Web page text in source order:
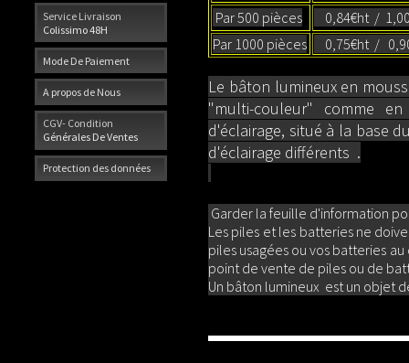
Service Livraison
Colissimo 48H
Mode De Paiement
A propos de Nous
CGV- Condition
Générales De Ventes
Protection des données
Par 500 pièces
0,84€ht /
Par 1000 pièces
0,75€ht /
Le bâton lumineux en
"multi-couleur" comme
d'éclairage, situé à la base
d'éclairage différents .
Garder la feuille d'information
Les piles et les batteries ne
piles usagées ou vos batteries
point de vente de piles ou de
Un bâton lumineux est un objet